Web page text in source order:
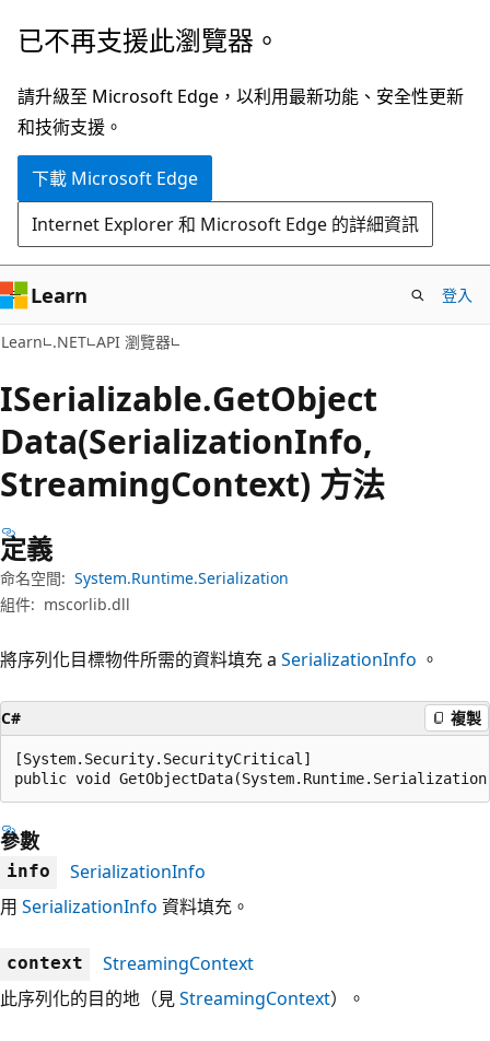
跳
主
要
內
跳
頁
面
內
覽
已不再支援此瀏覽器。
請升級至 Microsoft Edge，以利用最新功能、安全性更新
和技術支援。
下載 Microsoft Edge
Internet Explorer 和 Microsoft Edge 的詳細資訊
Learn 登入
Learn .NET API 瀏覽器
ISerializable.GetObject
Data(SerializationInfo,
StreamingContext) 方法
定義
命名空間: System.Runtime.Serialization
組件: mscorlib.dll
將序列化目標物件所需的資料填充 a SerializationInfo 。
C# 複製
[System.Security.SecurityCritical]
public void
參數
info
SerializationInfo
用 SerializationInfo 資料填充。
context
StreamingContext
此序列化的目的地（見StreamingContext）。